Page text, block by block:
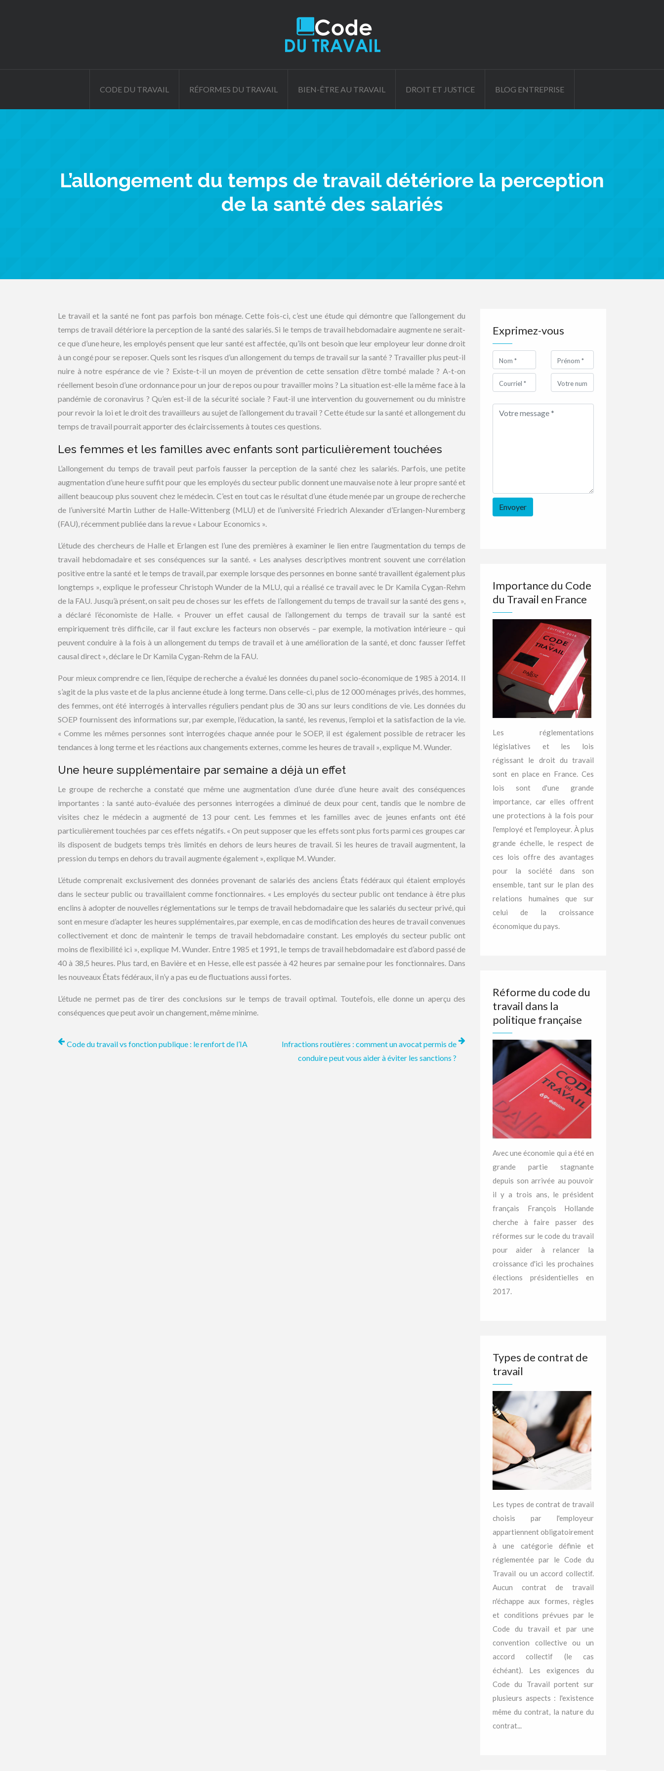
CODE DU TRAVAIL RÉFORMES DU TRAVAIL BIEN-ÊTRE AU TRAVAIL DROIT ET JUSTICE BLOG ENTREPRISE
L’allongement du temps de travail détériore la perception
de la santé des salariés
Le travail et la santé ne font pas parfois bon ménage. Cette fois-ci, c’est une étude qui démontre que l’allongement du
temps de travail détériore la perception de la santé des salariés. Si le temps de travail hebdomadaire augmente ne serait-
ce que d’une heure, les employés pensent que leur santé est affectée, qu’ils ont besoin que leur employeur leur donne droit
à un congé pour se reposer. Quels sont les risques d’un allongement du temps de travail sur la santé ? Travailler plus peut-il
nuire à notre espérance de vie ? Existe-t-il un moyen de prévention de cette sensation d’être tombé malade ? A-t-on
réellement besoin d’une ordonnance pour un jour de repos ou pour travailler moins ? La situation est-elle la même face à la
pandémie de coronavirus ? Qu’en est-il de la sécurité sociale ? Faut-il une intervention du gouvernement ou du ministre
pour revoir la loi et le droit des travailleurs au sujet de l’allongement du travail ? Cette étude sur la santé et allongement du
temps de travail pourrait apporter des éclaircissements à toutes ces questions.
Les femmes et les familles avec enfants sont particulièrement touchées
L’allongement du temps de travail peut parfois fausser la perception de la santé chez les salariés. Parfois, une petite
augmentation d’une heure suffit pour que les employés du secteur public donnent une mauvaise note à leur propre santé et
aillent beaucoup plus souvent chez le médecin. C’est en tout cas le résultat d’une étude menée par un groupe de recherche
de l’université Martin Luther de Halle-Wittenberg (MLU) et de l’université Friedrich Alexander d’Erlangen-Nuremberg
(FAU), récemment publiée dans la revue « Labour Economics ».
L’étude des chercheurs de Halle et Erlangen est l’une des premières à examiner le lien entre l’augmentation du temps de
travail hebdomadaire et ses conséquences sur la santé. « Les analyses descriptives montrent souvent une corrélation
positive entre la santé et le temps de travail, par exemple lorsque des personnes en bonne santé travaillent également plus
longtemps », explique le professeur Christoph Wunder de la MLU, qui a réalisé ce travail avec le Dr Kamila Cygan-Rehm
de la FAU. Jusqu’à présent, on sait peu de choses sur les effets de l’allongement du temps de travail sur la santé des gens »,
a déclaré l’économiste de Halle. « Prouver un effet causal de l’allongement du temps de travail sur la santé est
empiriquement très difficile, car il faut exclure les facteurs non observés – par exemple, la motivation intérieure – qui
peuvent conduire à la fois à un allongement du temps de travail et à une amélioration de la santé, et donc fausser l’effet
causal direct », déclare le Dr Kamila Cygan-Rehm de la FAU.
Pour mieux comprendre ce lien, l’équipe de recherche a évalué les données du panel socio-économique de 1985 à 2014. Il
s’agit de la plus vaste et de la plus ancienne étude à long terme. Dans celle-ci, plus de 12 000 ménages privés, des hommes,
des femmes, ont été interrogés à intervalles réguliers pendant plus de 30 ans sur leurs conditions de vie. Les données du
SOEP fournissent des informations sur, par exemple, l’éducation, la santé, les revenus, l’emploi et la satisfaction de la vie.
« Comme les mêmes personnes sont interrogées chaque année pour le SOEP, il est également possible de retracer les
tendances à long terme et les réactions aux changements externes, comme les heures de travail », explique M. Wunder.
Une heure supplémentaire par semaine a déjà un effet
Le groupe de recherche a constaté que même une augmentation d’une durée d’une heure avait des conséquences
importantes : la santé auto-évaluée des personnes interrogées a diminué de deux pour cent, tandis que le nombre de
visites chez le médecin a augmenté de 13 pour cent. Les femmes et les familles avec de jeunes enfants ont été
particulièrement touchées par ces effets négatifs. « On peut supposer que les effets sont plus forts parmi ces groupes car
ils disposent de budgets temps très limités en dehors de leurs heures de travail. Si les heures de travail augmentent, la
pression du temps en dehors du travail augmente également », explique M. Wunder.
L’étude comprenait exclusivement des données provenant de salariés des anciens États fédéraux qui étaient employés
dans le secteur public ou travaillaient comme fonctionnaires. « Les employés du secteur public ont tendance à être plus
enclins à adopter de nouvelles réglementations sur le temps de travail hebdomadaire que les salariés du secteur privé, qui
sont en mesure d’adapter les heures supplémentaires, par exemple, en cas de modification des heures de travail convenues
collectivement et donc de maintenir le temps de travail hebdomadaire constant. Les employés du secteur public ont
moins de flexibilité ici », explique M. Wunder. Entre 1985 et 1991, le temps de travail hebdomadaire est d’abord passé de
40 à 38,5 heures. Plus tard, en Bavière et en Hesse, elle est passée à 42 heures par semaine pour les fonctionnaires. Dans
les nouveaux États fédéraux, il n’y a pas eu de fluctuations aussi fortes.
L’étude ne permet pas de tirer des conclusions sur le temps de travail optimal. Toutefois, elle donne un aperçu des
conséquences que peut avoir un changement, même minime.
Code du travail vs fonction publique : le renfort de l’IA
Infractions routières : comment un avocat permis de
conduire peut vous aider à éviter les sanctions ?
Exprimez-vous
Importance du Code
du Travail en France
Les réglementations
législatives et les lois
régissant le droit du travail
sont en place en France. Ces
lois sont d'une grande
importance, car elles offrent
une protections à la fois pour
l'employé et l'employeur. À plus
grande échelle, le respect de
ces lois offre des avantages
pour la société dans son
ensemble, tant sur le plan des
relations humaines que sur
celui de la croissance
économique du pays.
Réforme du code du
travail dans la
politique française
Avec une économie qui a été en
grande partie stagnante
depuis son arrivée au pouvoir
il y a trois ans, le président
français François Hollande
cherche à faire passer des
réformes sur le code du travail
pour aider à relancer la
croissance d'ici les prochaines
élections présidentielles en
2017.
Types de contrat de
travail
Les types de contrat de travail
choisis par l'employeur
appartiennent obligatoirement
à une catégorie définie et
réglementée par le Code du
Travail ou un accord collectif.
Aucun contrat de travail
n'échappe aux formes, règles
et conditions prévues par le
Code du travail et par une
convention collective ou un
accord collectif (le cas
échéant). Les exigences du
Code du Travail portent sur
plusieurs aspects : l'existence
même du contrat, la nature du
contrat...